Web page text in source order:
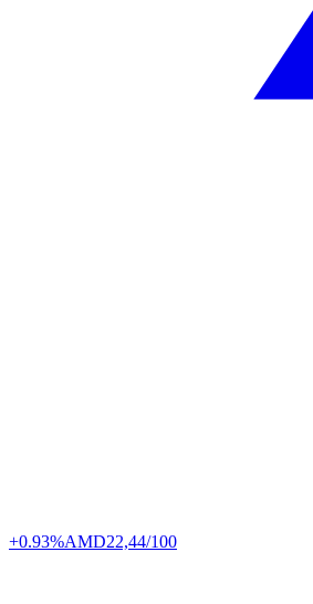
+0.93%AMD22,44/100